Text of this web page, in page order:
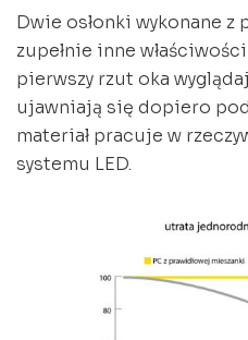
Dwie osłonki wykonane
zupełnie inne
pierwszy rzut oka
ujawniają się dopiero
materiał pracuje w
systemu LED.